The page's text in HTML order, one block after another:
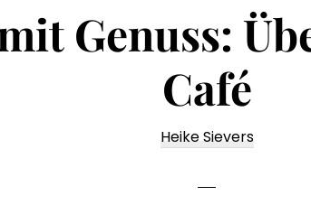
Genuss:
Café
Heike Sievers